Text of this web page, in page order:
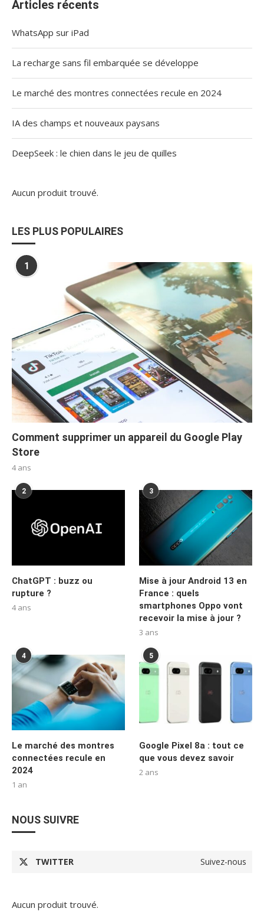
Articles récents
WhatsApp sur iPad
La recharge sans fil embarquée se développe
Le marché des montres connectées recule en 2024
IA des champs et nouveaux paysans
DeepSeek : le chien dans le jeu de quilles
Aucun produit trouvé.
LES PLUS POPULAIRES
1
Comment supprimer un appareil du Google Play
Store
4 ans
2
ChatGPT : buzz ou
rupture ?
4 ans
3
Mise à jour Android 13 en
France : quels
smartphones Oppo vont
recevoir la mise à jour ?
3 ans
4
Le marché des montres
connectées recule en
2024
1 an
5
Google Pixel 8a : tout ce
que vous devez savoir
2 ans
NOUS SUIVRE
TWITTER Suivez-nous
Aucun produit trouvé.